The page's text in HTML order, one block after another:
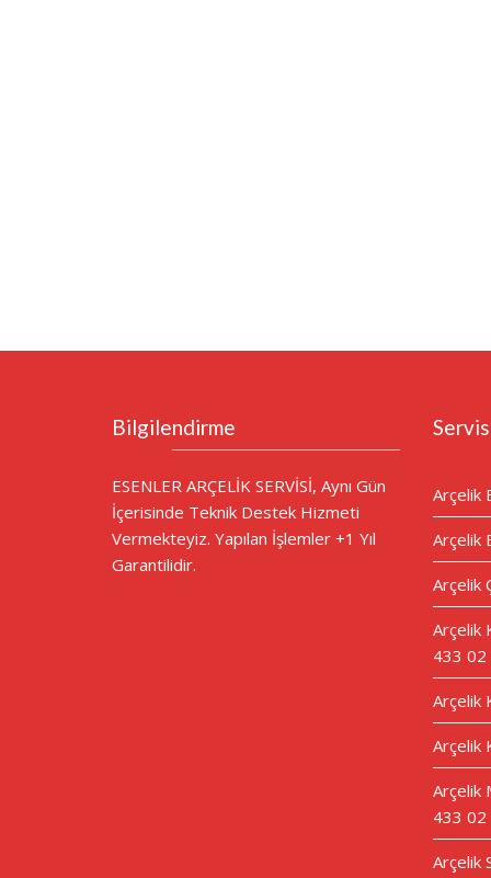
Bilgilendirme
ESENLER ARÇELİK SERVİSİ, Aynı Gün
İçerisinde Teknik Destek Hizmeti
Vermekteyiz. Yapılan İşlemler +1 Yıl
Garantilidir.
Arçelik
Arçelik
Arçelik
Arçelik
433 02
Arçelik
Arçelik
Arçelik
433 02
Arçelik